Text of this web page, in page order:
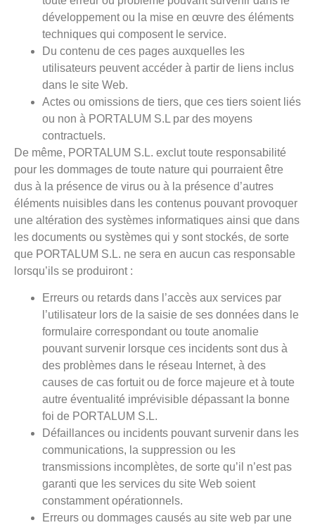
développement ou la mise en œuvre des éléments
techniques qui composent le service.
Du contenu de ces pages auxquelles les
utilisateurs peuvent accéder à partir de liens inclus
dans le site Web.
Actes ou omissions de tiers, que ces tiers soient liés
ou non à PORTALUM S.L par des moyens
contractuels.
De même, PORTALUM S.L. exclut toute responsabilité
pour les dommages de toute nature qui pourraient être
dus à la présence de virus ou à la présence d’autres
éléments nuisibles dans les contenus pouvant provoquer
une altération des systèmes informatiques ainsi que dans
les documents ou systèmes qui y sont stockés, de sorte
que PORTALUM S.L. ne sera en aucun cas responsable
lorsqu’ils se produiront :
Erreurs ou retards dans l’accès aux services par
l’utilisateur lors de la saisie de ses données dans le
formulaire correspondant ou toute anomalie
pouvant survenir lorsque ces incidents sont dus à
des problèmes dans le réseau Internet, à des
causes de cas fortuit ou de force majeure et à toute
autre éventualité imprévisible dépassant la bonne
foi de PORTALUM S.L.
Défaillances ou incidents pouvant survenir dans les
communications, la suppression ou les
transmissions incomplètes, de sorte qu’il n’est pas
garanti que les services du site Web soient
constamment opérationnels.
Erreurs ou dommages causés au site web par une